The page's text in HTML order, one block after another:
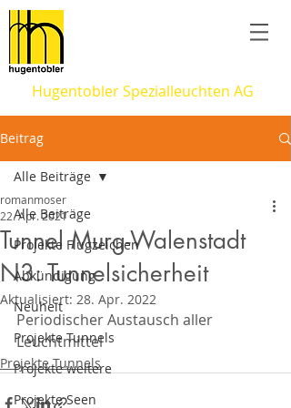
Hugentobler Spezialleuchten AG
Beitrag
Alle Beiträge
Projekte Flugzeichen
Abkündigung
Neuheit
Projekte Tunnels
Projekte weitere
Projekte Seen
Alle Beiträge
Tunnel Murg-Walenstadt
N3: Tunnelsicherheit
romanmoser
22. Apr. 2021
Aktualisiert: 28. Apr. 2022
Periodischer Austausch aller
Leuchtmittel
Projekte Tunnels